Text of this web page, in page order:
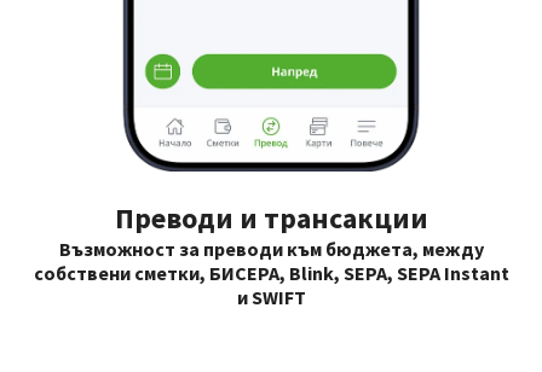
Преводи и трансакции
Възможност за преводи към бюджета, между
собствени сметки, БИСЕРА, Blink, SEPA, SEPA Instant
и SWIFT